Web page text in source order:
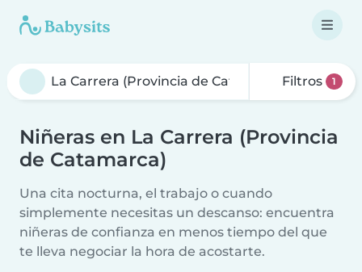
Filtros 1
Niñeras en La Carrera (Provincia
de Catamarca)
Una cita nocturna, el trabajo o cuando
simplemente necesitas un descanso: encuentra
niñeras de confianza en menos tiempo del que
te lleva negociar la hora de acostarte.